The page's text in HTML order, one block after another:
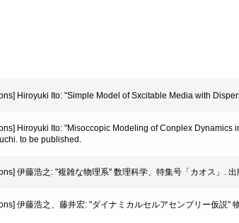
Hiroyuki Ito: "Simple Model of Sxcitable Media with
Hiroyuki Ito: "Misoccopic Modeling of Conplex
to be published.
伊藤浩之: "複雑な物理系" 数理科学、特集号「カオス」. 出
伊藤浩之、藤井宏: "ダイナミカルセルアセンブリー仮説"